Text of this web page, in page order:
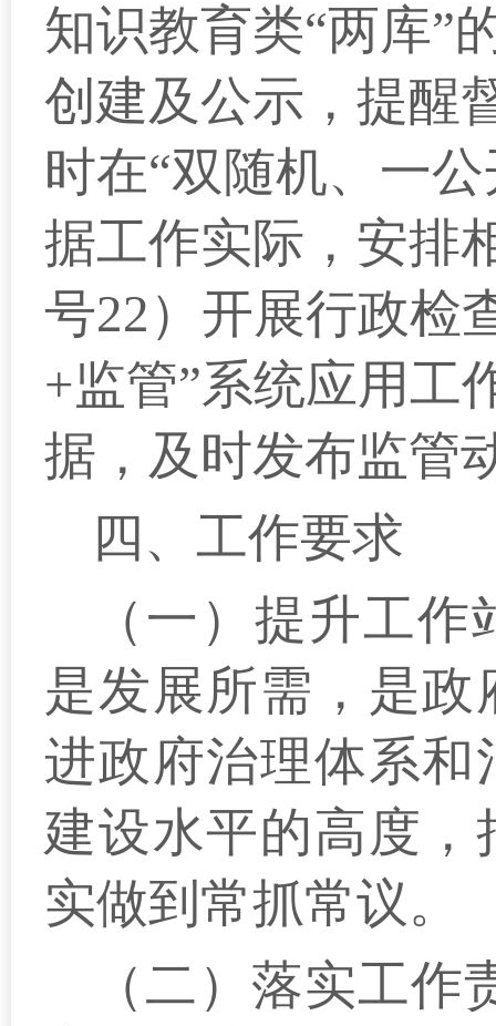
知识教育类“两库”
创建及公示，提醒
时在“双随机、一
据工作实际，安排
号22）开展行政检
+监管”系统应用工
据，及时发布监管
四、工作要求
（一）提升工作
是发展所需，是
进政府治理体系
建设水平的高度
实做到常抓常议。
（二）落实工作